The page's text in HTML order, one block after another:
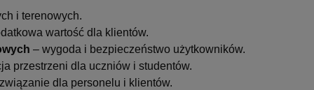
i terenowych.
wartość dla klientów.
– wygoda i bezpieczeństwo użytkowników.
przestrzeni dla uczniów i studentów.
dla personelu i klientów.